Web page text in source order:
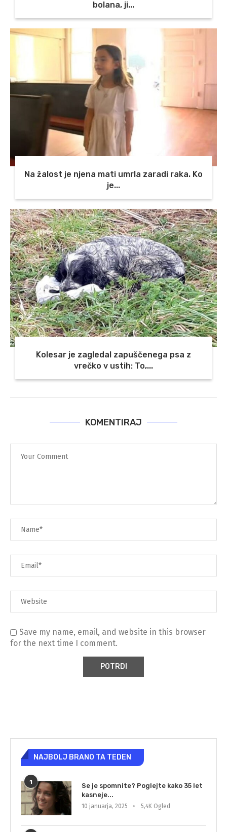
bolana, ji...
Na žalost je njena mati umrla zaradi raka. Ko
je...
Kolesar je zagledal zapuščenega psa z
vrečko v ustih: To,...
KOMENTIRAJ
Save my name, email, and website in this browser
for the next time I comment.
NAJBOLJ BRANO TA TEDEN
1
Se je spomnite? Poglejte kako 35 let
kasneje...
10 januarja, 2025 5,4K Ogled